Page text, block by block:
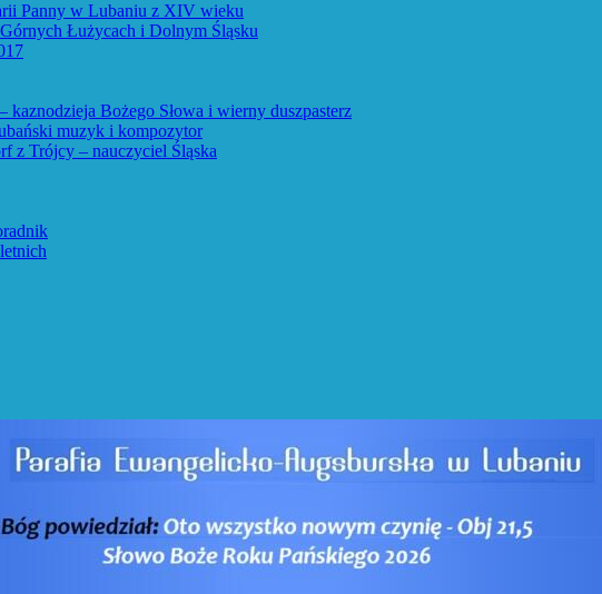
Panny w Lubaniu z XIV wieku
Łużycach i Dolnym Śląsku
kaznodzieja Bożego Słowa i wierny duszpasterz
muzyk i kompozytor
z Trójcy – nauczyciel Śląska